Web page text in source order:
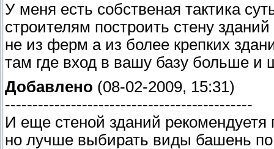
У меня есть собственая тактика
строителям построить стену
не из ферм а из более крепких
там где вход в вашу базу больше и
Добавлено (08-02-2009, 15:31)
---------------------------------------------
И еще стеной зданий
но лучше выбирать виды башень